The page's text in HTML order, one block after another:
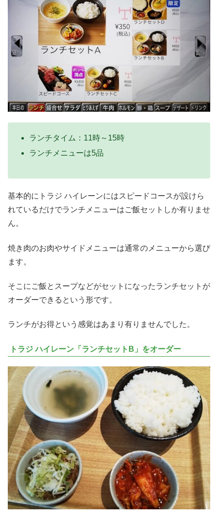
ランチタイム：11時～15時
ランチメニューは5品
基本的にトラジ ハイレーンにはスピードコースが設けら
れているだけでランチメニューはご飯セットしか有りませ
ん。
焼き肉のお肉やサイドメニューは通常のメニューから選び
ます。
そこにご飯とスープなどがセットになったランチセットが
オーダーできるという形です。
ランチがお得という感覚はあまり有りませんでした。
トラジ ハイレーン「ランチセットB」をオーダー